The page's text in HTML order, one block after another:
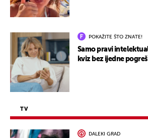
POKAŽITE ŠTO ZNATE!
Samo pravi
kviz bez ijedne
TV
DALEKI GRAD